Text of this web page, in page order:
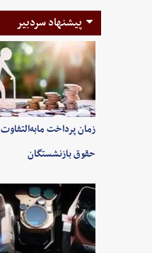
پیشنهاد سردبیر
زمان پرداخت مابه‌التفاوت
حقوق بازنشستگان